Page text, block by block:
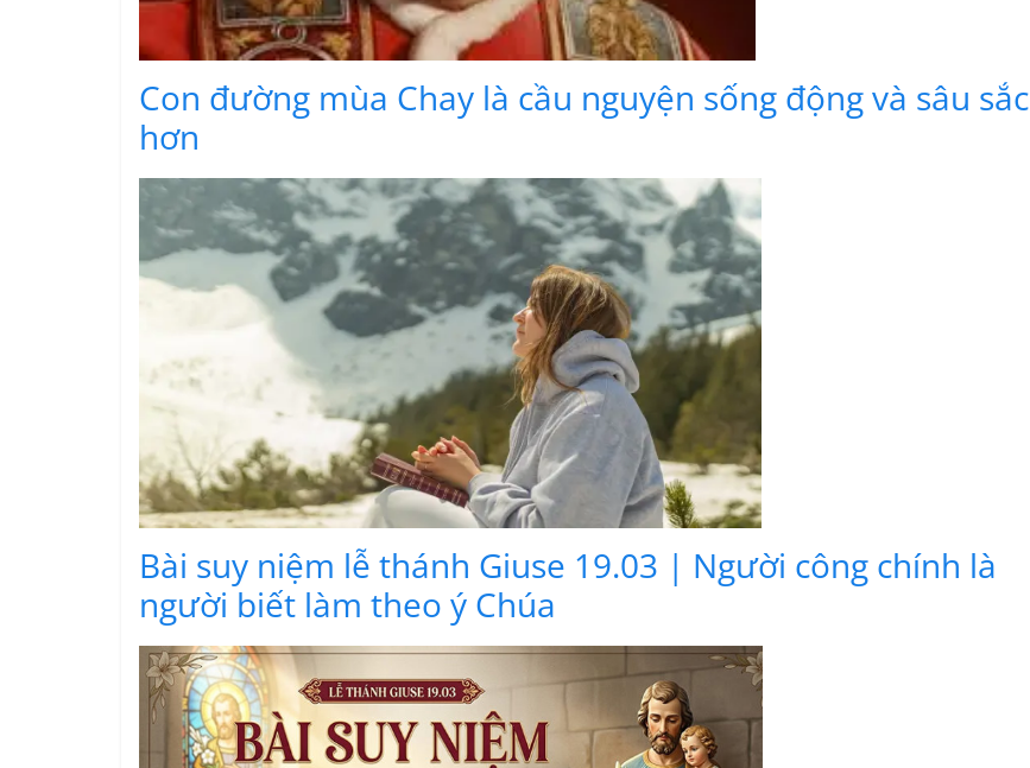
Con đường mùa Chay là cầu nguyện sống động và sâu sắc
hơn
Bài suy niệm lễ thánh Giuse 19.03 | Người công chính là
người biết làm theo ý Chúa